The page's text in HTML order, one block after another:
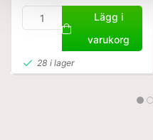
Lägg i
varukorg
28 i lager